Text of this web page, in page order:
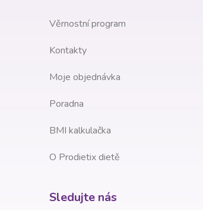
Věrnostní program
Kontakty
Moje objednávka
Poradna
BMI kalkulačka
O Prodietix dietě
Sledujte nás